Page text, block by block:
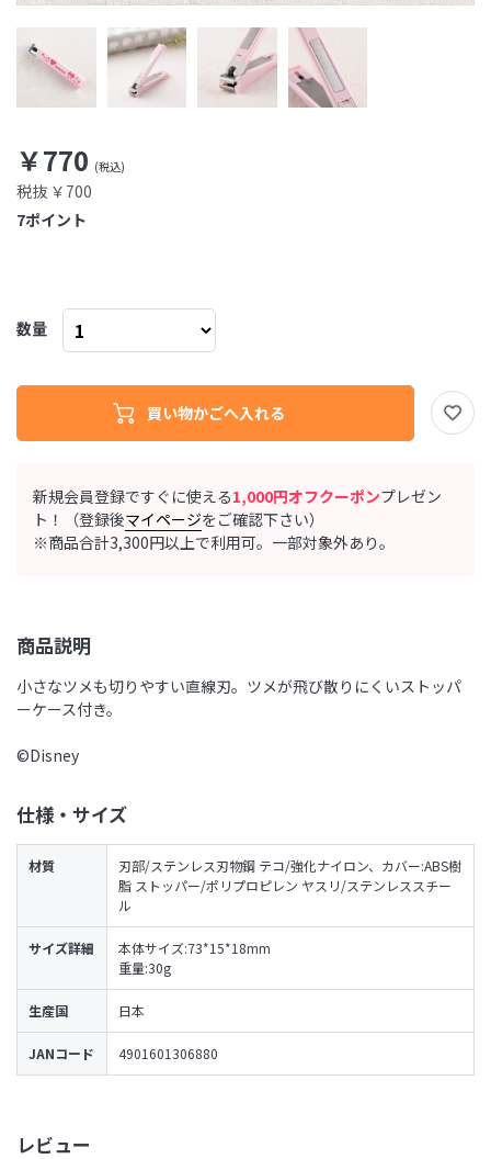
レビュー
新規会員登録ですぐに使える1,000円オフクーポンプレゼン
ト！（登録後マイページをご確認下さい）
※商品合計3,300円以上で利用可。一部対象外あり。
商品説明
小さなツメも切りやすい直線刃。ツメが飛び散りにくいストッパ
ーケース付き。
©Disney
仕様・サイズ
材質
刃部/ステンレス刃物鋼 テコ/強化ナイロン、カバー:ABS樹
脂 ストッパー/ポリプロピレン ヤスリ/ステンレススチー
ル
サイズ詳細
本体サイズ:73*15*18mm
重量:30g
生産国 日本
JANコード 4901601306880
￥770
税抜 ￥700
ポイント
7
数量